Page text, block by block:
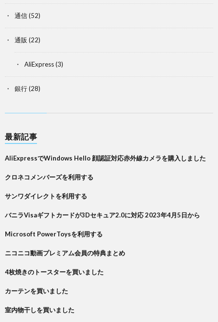
通信(52)
通販 (22)
AliExpress(3)
銀行(28)
最新記事
AliExpressでWindows Hello 顔認証対応赤外線カメラを購入しました
クロネコメンバーズを利用する
サンワダイレクトを利用する
バニラVisaギフトカードが3Dセキュア2.0に対応 2023年4月5日から
Microsoft PowerToysを利用する
ニコニコ動画プレミアム会員の特典まとめ
4枚焼きのトースターを買いました
カーテンを買いました
室内物干しを買いました